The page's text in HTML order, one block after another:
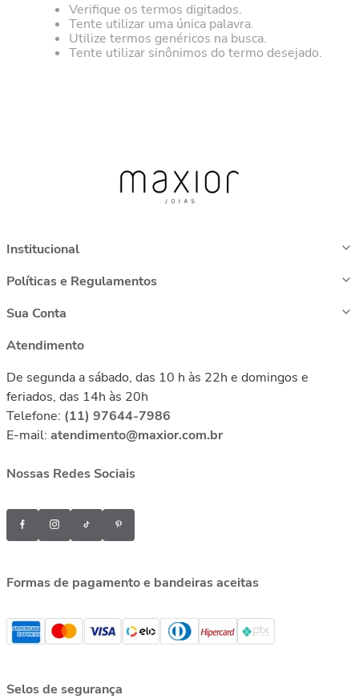
Verifique os termos digitados.
Tente utilizar uma única palavra.
Utilize termos genéricos na busca.
Tente utilizar sinônimos do termo desejado.
Institucional
Políticas e Regulamentos
Sua Conta
Atendimento
De segunda a sábado, das 10 h às 22h e domingos e
feriados, das 14h às 20h
Telefone: (11) 97644-7986
E-mail: atendimento@maxior.com.br
Nossas Redes Sociais
Formas de pagamento e bandeiras aceitas
Selos de segurança